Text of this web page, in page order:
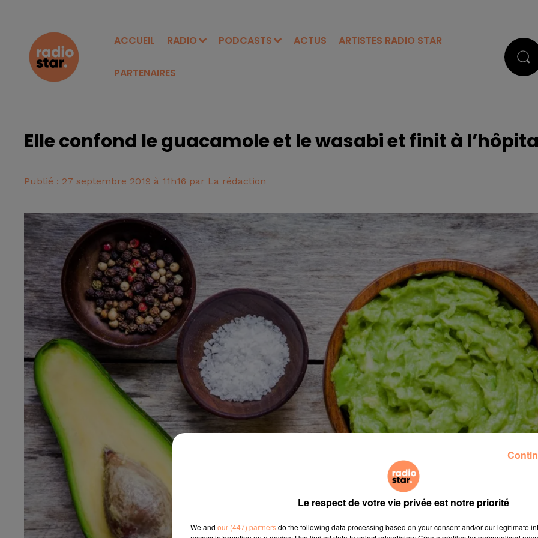
ACCUEIL RADIO PODCASTS ACTUS ARTISTES RADIO STAR
PARTENAIRES
Elle confond le guacamole et le wasabi et finit à
Publié : 27 septembre 2019 à 11h16 par La rédaction
Le respect de votre vie privée est notre priorité
We and our (447) partnersdo the following data processing based on your consent and/or our legitimate